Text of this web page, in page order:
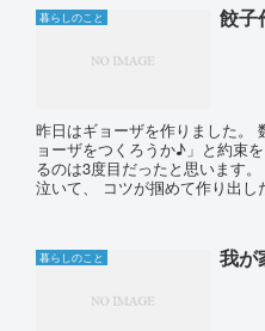
暮らしのこと 餃子
昨日はギョーザを作りました。
ョーザをつくろうか♪」と約束
るのは3度目だったと思います
泣いて、 コツが掴めて作り出し
暮らしのこと 我が